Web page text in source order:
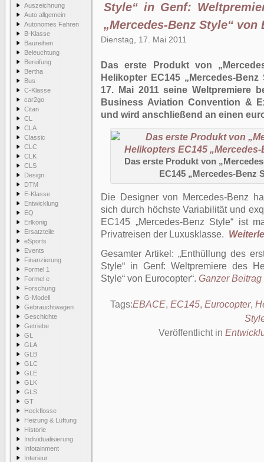
Auszeichnung
Auto allgemein
Autonomes Fahren
B-Klasse
Baureihen
Beleuchtung
Bereifung
Bertha
Bus
C-Klasse
car2go
Citan
CL
CLA
Classic
CLC
CLK
CLS
Design
DTM
E-Klasse
Entwicklung
EQ
Erlkönig
Ersatzteile
eSports
Events
Finanzierung
Formel 1
Formel e
Forschung
G-Modell
Gebrauchtwagen
Geschichte
Getriebe
GL
GLA
GLB
GLC
GLE
GLK
GLS
GT
Heckflosse
Heizung & Lüftung
Historie
Individualisierung
Infotainment
Interieur
Style“ in Genf:
„Mercedes-Benz Style“ von
Dienstag, 17. Mai 2011
Das erste Produkt von
Helikopter EC145 „Mercedes-
17. Mai 2011 seine Weltpremiere
Business Aviation Convention &
und wird anschließend an einen
Das erste Produkt von
EC145 „Mercedes-Benz
Die Designer von Mercedes-Benz
sich durch höchste Variabilität und
EC145 „Mercedes-Benz Style“ ist
Privatreisen der Luxusklasse.
Gesamter Artikel:
Enthüllung des
Style“ in Genf: Weltpremiere des
Style“ von Eurocopter . Ganzer
Tags:EBACE, EC145, Eurocopter,
Veröffentlicht in